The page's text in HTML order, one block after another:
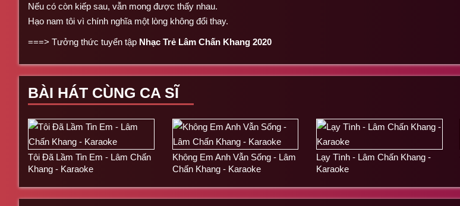
Nếu có còn kiếp sau, vẫn mong được thấy nhau.
Hạo nam tôi vì chính nghĩa một lòng không đổi thay.
===> Tưởng thức tuyển tập Nhạc Trẻ Lâm Chấn Khang 2020
BÀI HÁT CÙNG CA SĨ
Tôi Đã Lầm Tin Em - Lâm Chấn
Khang - Karaoke
Không Em Anh Vẫn Sống - Lâm
Chấn Khang - Karaoke
Lạy Tình - Lâm Chấn Khang -
Karaoke